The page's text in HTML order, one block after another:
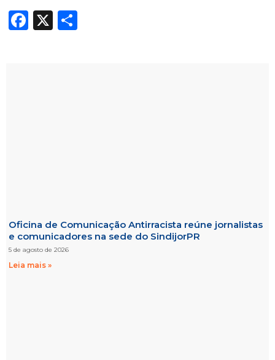
Facebook
X
Oficina de Comunicação Antirracista reúne jornalistas
e comunicadores na sede do SindijorPR
5 de agosto de 2026
Leia mais »